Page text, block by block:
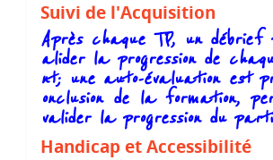
Suivi de l'Acquisition
Après chaque TP, un débrief
alider la progression de
nt; une auto-évaluation est
onclusion de la formation,
valider la progression du
Handicap et Accessibilité